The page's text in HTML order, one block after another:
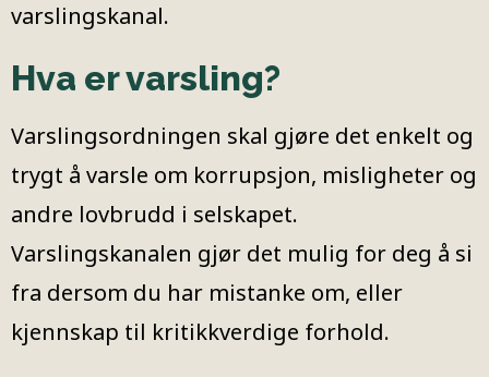
varslingskanal.
Hva er varsling?
Varslingsordningen skal gjøre det enkelt og
trygt å varsle om korrupsjon, misligheter og
andre lovbrudd i selskapet.
Varslingskanalen gjør det mulig for deg å si
fra dersom du har mistanke om, eller
kjennskap til kritikkverdige forhold.